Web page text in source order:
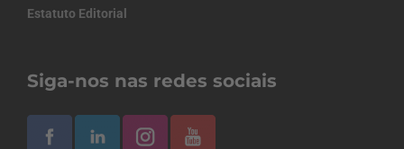
Estatuto Editorial
Siga-nos nas redes sociais